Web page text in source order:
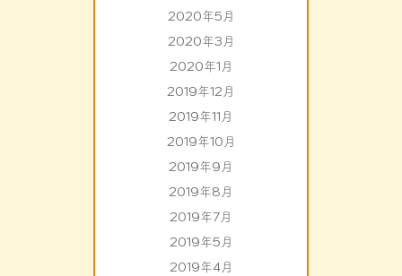
2020年5月
2020年3月
2020年1月
2019年12月
2019年11月
2019年10月
2019年9月
2019年8月
2019年7月
2019年5月
2019年4月